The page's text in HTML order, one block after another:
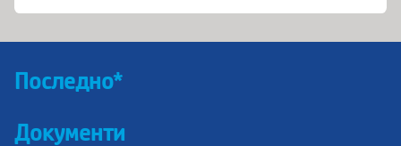
Последно*
Документи